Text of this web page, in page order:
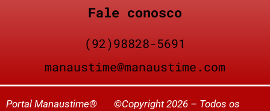
Fale conosco
(92)98828-5691
manaustime@manaustime.com
Portal Manaustime® ©Copyright 2026 – Todos os